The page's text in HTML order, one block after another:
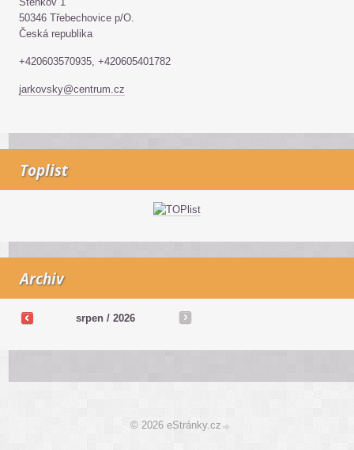
50346 Třebechovice p/O.
Česká republika
+420603570935, +420605401782
jarkovsky@centrum.cz
Toplist
Archiv
srpen / 2026
© 2026 eStránky.cz